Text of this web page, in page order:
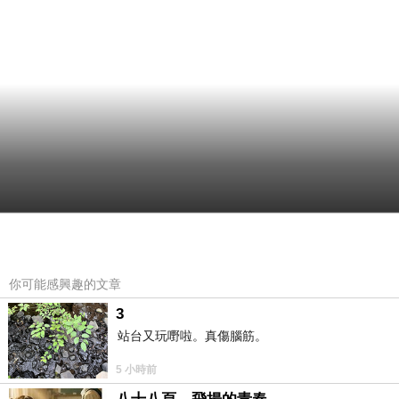
你可能感興趣的文章
3
站台又玩嘢啦。真傷腦筋。
5 小時前